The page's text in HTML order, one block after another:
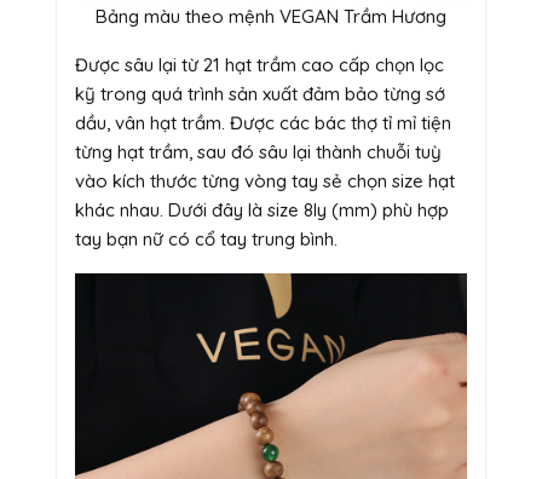
Bảng màu theo mệnh VEGAN Trầm Hương
Được sâu lại từ 21 hạt trầm cao cấp chọn lọc
kỹ trong quá trình sản xuất đảm bảo từng sớ
dầu, vân hạt trầm. Được các bác thợ tỉ mỉ tiện
từng hạt trầm, sau đó sâu lại thành chuỗi tuỳ
vào kích thước từng vòng tay sẻ chọn size hạt
khác nhau. Dưới đây là size 8ly (mm) phù hợp
tay bạn nữ có cổ tay trung bình.